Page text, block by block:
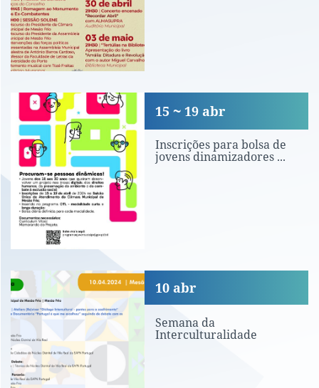
Inscrições para bolsa de jovens
Inscrições para bolsa de
jovens dinamizadores ...
15 19 abr
Semana da Interculturalidade
Semana da
Interculturalidade
10 abr